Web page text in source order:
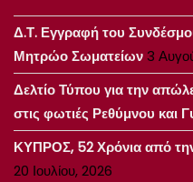
Δ.Τ. Εγγραφή του
Μητρώο Σωματείων3
Δελτίο Τύπου για την
στις φωτιές Ρεθύμνου και
ΚΥΠΡΟΣ, 52 Χρόνια από
20 Ιουλίου, 2026